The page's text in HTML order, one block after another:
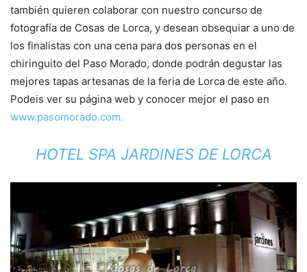
también quieren colaborar con nuestro concurso de
fotografía de Cosas de Lorca, y desean obsequiar a uno de
los finalistas con una cena para dos personas en el
chiringuito del Paso Morado, donde podrán degustar las
mejores tapas artesanas de la feria de Lorca de este año.
Podeis ver su página web y conocer mejor el paso en
www.pasomorado.com.
HOTEL SPA JARDINES DE LORCA